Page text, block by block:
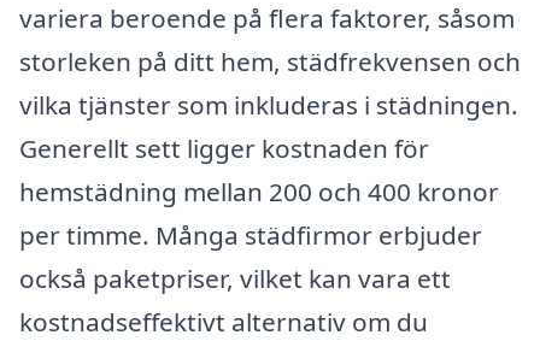
variera beroende på flera faktorer, såsom
storleken på ditt hem, städfrekvensen och
vilka tjänster som inkluderas i städningen.
Generellt sett ligger kostnaden för
hemstädning mellan 200 och 400 kronor
per timme. Många städfirmor erbjuder
också paketpriser, vilket kan vara ett
kostnadseffektivt alternativ om du